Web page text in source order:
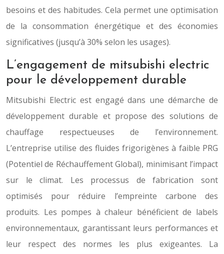
besoins et des habitudes. Cela permet une optimisation
de la consommation énergétique et des économies
significatives (jusqu’à 30% selon les usages).
L’engagement de mitsubishi electric
pour le développement durable
Mitsubishi Electric est engagé dans une démarche de
développement durable et propose des solutions de
chauffage respectueuses de l’environnement.
L’entreprise utilise des fluides frigorigènes à faible PRG
(Potentiel de Réchauffement Global), minimisant l’impact
sur le climat. Les processus de fabrication sont
optimisés pour réduire l’empreinte carbone des
produits. Les pompes à chaleur bénéficient de labels
environnementaux, garantissant leurs performances et
leur respect des normes les plus exigeantes. La